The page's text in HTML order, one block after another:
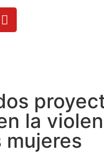
la
mujeres